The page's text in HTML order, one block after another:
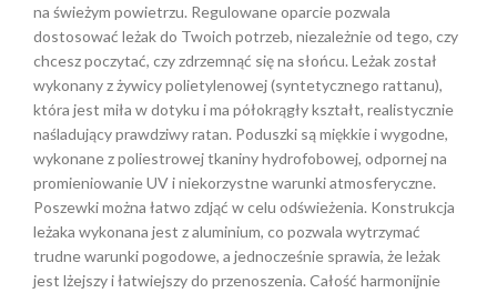
na świeżym powietrzu. Regulowane oparcie pozwala
dostosować leżak do Twoich potrzeb, niezależnie od tego, czy
chcesz poczytać, czy zdrzemnąć się na słońcu. Leżak został
wykonany z żywicy polietylenowej (syntetycznego rattanu),
która jest miła w dotyku i ma półokrągły kształt, realistycznie
naśladujący prawdziwy ratan. Poduszki są miękkie i wygodne,
wykonane z poliestrowej tkaniny hydrofobowej, odpornej na
promieniowanie UV i niekorzystne warunki atmosferyczne.
Poszewki można łatwo zdjąć w celu odświeżenia. Konstrukcja
leżaka wykonana jest z aluminium, co pozwala wytrzymać
trudne warunki pogodowe, a jednocześnie sprawia, że leżak
jest lżejszy i łatwiejszy do przenoszenia. Całość harmonijnie